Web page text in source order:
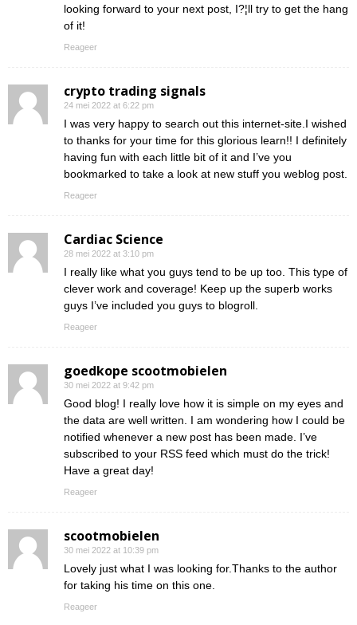
looking forward to your next post, I?¦ll try to get the hang
of it!
Reageer
crypto trading signals
24 mei 2022 at 6:22 pm
I was very happy to search out this internet-site.I wished
to thanks for your time for this glorious learn!! I definitely
having fun with each little bit of it and I’ve you
bookmarked to take a look at new stuff you weblog post.
Reageer
Cardiac Science
28 mei 2022 at 3:10 pm
I really like what you guys tend to be up too. This type of
clever work and coverage! Keep up the superb works
guys I’ve included you guys to blogroll.
Reageer
goedkope scootmobielen
30 mei 2022 at 9:42 pm
Good blog! I really love how it is simple on my eyes and
the data are well written. I am wondering how I could be
notified whenever a new post has been made. I’ve
subscribed to your RSS feed which must do the trick!
Have a great day!
Reageer
scootmobielen
30 mei 2022 at 10:39 pm
Lovely just what I was looking for.Thanks to the author
for taking his time on this one.
Reageer